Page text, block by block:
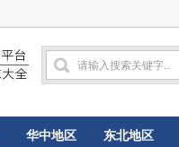
华中地区 东北地区